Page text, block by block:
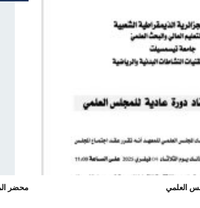
العلمي محضر